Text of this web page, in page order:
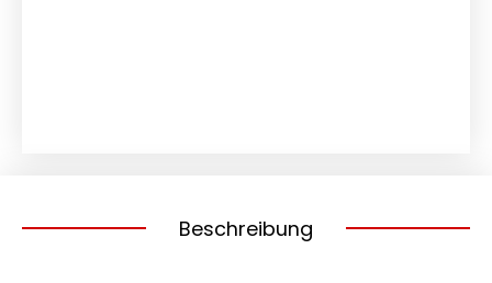
Beschreibung